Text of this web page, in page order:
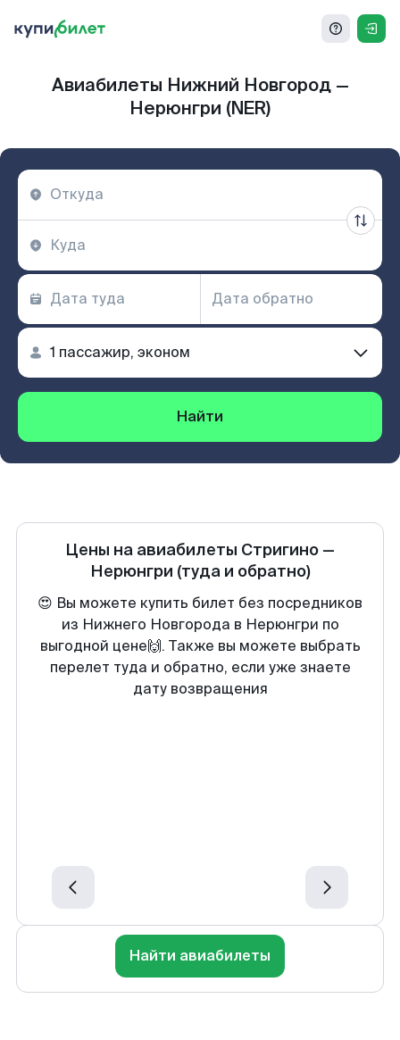
Авиабилеты Нижний Новгород —
Нерюнгри (NER)
Найти
Цены на авиабилеты Стригино —
Нерюнгри (туда и обратно)
😍 Вы можете купить билет без посредников
из Нижнего Новгорода в Нерюнгри по
выгодной цене🙌. Также вы можете выбрать
перелет туда и обратно, если уже знаете
дату возвращения
Найти авиабилеты